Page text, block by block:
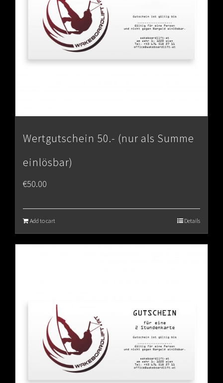
Wertgutschein 50.- (nur als Summe
einlösbar)
€50.00
Add to cart Details